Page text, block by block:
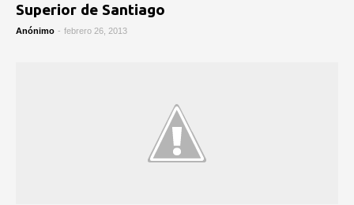
Superior de Santiago
Anónimo - febrero 26, 2013